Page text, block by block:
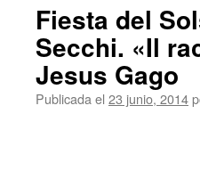
Fiesta del
Secchi. «Il
Jesus Gago
Publicada el 23 junio, 2014